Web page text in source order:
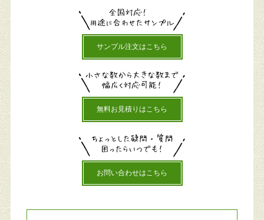
サンプル注文はこちら
無料お見積りはこちら
お問い合わせはこちら